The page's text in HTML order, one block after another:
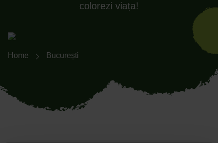
colorezi viața!
Breadcrumb-Navigation
Home București